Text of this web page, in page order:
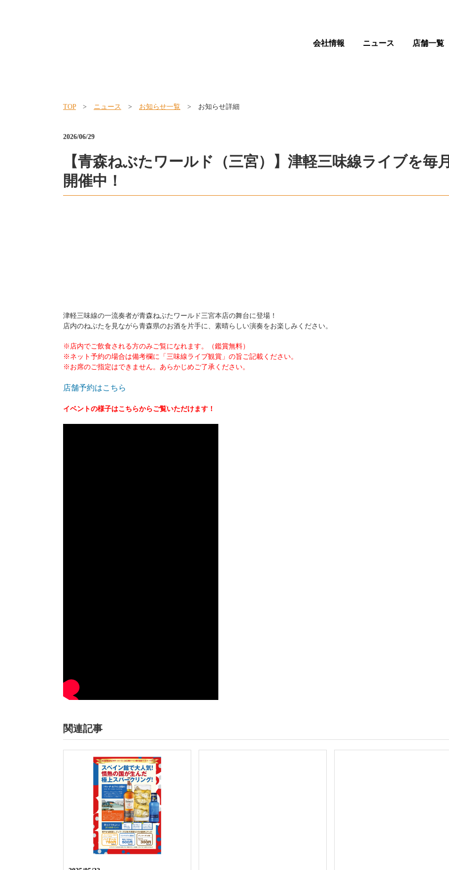
会社情報 ニュース 店舗一覧
TOP> ニュース > お知らせ一覧 > お知らせ詳細
2026/06/29
【青森ねぶたワールド（三宮）】津軽三味線ライブを毎月
開催中！
津軽三味線の一流奏者が青森ねぶたワールド三宮本店の舞台に登場！
店内のねぶたを見ながら青森県のお酒を片手に、素晴らしい演奏をお楽しみください。
※店内でご飲食される方のみご覧になれます。（鑑賞無料）
※ネット予約の場合は備考欄に「三味線ライブ観賞」の旨ご記載ください。
※お席のご指定はできません。あらかじめご了承ください。
店舗予約はこちら
イベントの様子はこちらからご覧いただけます！
関連記事